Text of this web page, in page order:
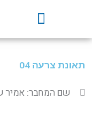
תאונת צרעה 04
שם המחבר: אמיר